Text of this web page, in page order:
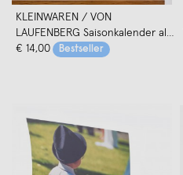
KLEINWAREN / VON
LAUFENBERG Saisonkalender als
Einkaufshilfe
€ 14,00 Bestseller